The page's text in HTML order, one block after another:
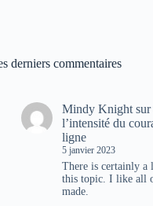
derniers commentaires
Mindy Knight
l’intensité du
ligne
5 janvier 2023
There is certainly
this topic. I like all
made.